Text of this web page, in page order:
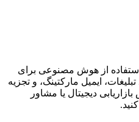
استفاده از هوش مصنوعی برای
ایمیل مارکتینگ، و تجزیه
دیجیتال یا مشاور